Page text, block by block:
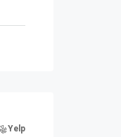
Yelp